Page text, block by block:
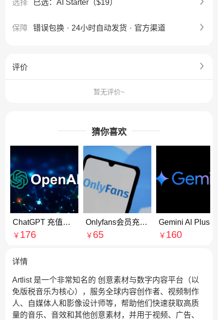
选择 已选：AI Starter（$19）
保障 错误包换 · 24小时自动发货 · 官方渠道
评价
暂无评价~
猜你喜欢
ChatGPT 充值订阅Go会员 代付代购
￥ 176
Onlyfans会员充值 Onlyfans订阅赞助博主代付代购
￥ 65
Gemini Al Plus会员充值 Gemini Pro会员订阅续费
￥ 160
详情
Artlist 是一个非常知名的 创意素材与数字内容平台（以
免版税音乐为核心），服务全球内容创作者、视频制作
人、自媒体人和影像设计师等，帮助他们快速获取高质
量的音乐、音效和其他创意素材，并用于视频、广告、